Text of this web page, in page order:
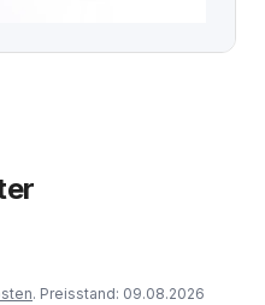
. Preisstand: 09.08.2026